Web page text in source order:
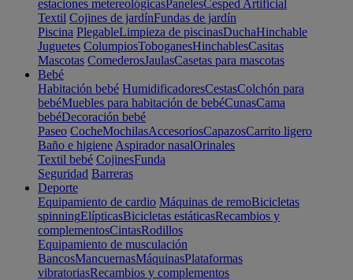
estaciones metereológicasPanelesCesped Artificial
Textil Cojines de jardínFundas de jardín
Piscina PlegableLimpieza de piscinasDuchaHinchable
Juguetes ColumpiosToboganesHinchablesCasitas
Mascotas ComederosJaulasCasetas para mascotas
Bebé
Habitación bebé HumidificadoresCestasColchón para
bebéMuebles para habitación de bebéCunasCama
bebéDecoración bebé
Paseo CocheMochilasAccesoriosCapazosCarrito ligero
Baño e higiene Aspirador nasalOrinales
Textil bebé CojinesFunda
Seguridad Barreras
Deporte
Equipamiento de cardio Máquinas de remoBicicletas
spinningElípticasBicicletas estáticasRecambios y
complementosCintasRodillos
Equipamiento de musculación
BancosMancuernasMáquinasPlataformas
vibratoriasRecambios y complementos